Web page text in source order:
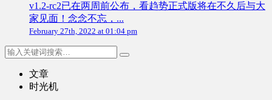
v1.2-rc2已在两周前公布，看趋势正式版将在不久后与大
家见面！念念不忘，...
February 27th, 2022 at 01:04 pm
文章
时光机